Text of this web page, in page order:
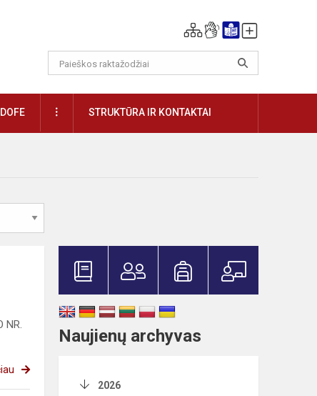
DOFE DAUGIAUSTRUKTŪRA IR KONTAKTAI
NR.
Naujienų archyvas
2026